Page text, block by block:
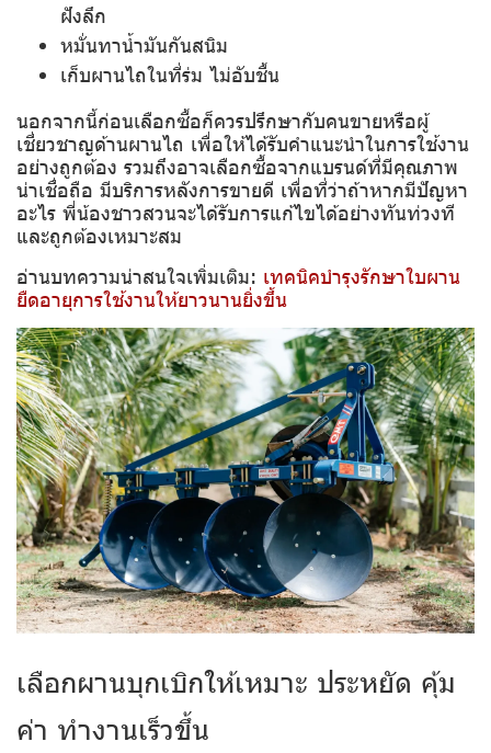
ฝังลึก
หมั่นทาน้ำมันกันสนิม
เก็บผานไถในที่ร่ม ไม่อับชื้น
นอกจากนี้ก่อนเลือกซื้อก็ควรปรึกษากับคนขายหรือผู้
เชี่ยวชาญด้านผานไถ เพื่อให้ได้รับคำแนะนำในการใช้งาน
อย่างถูกต้อง รวมถึงอาจเลือกซื้อจากแบรนด์ที่มีคุณภาพ
น่าเชื่อถือ มีบริการหลังการขายดี เพื่อที่ว่าถ้าหากมีปัญหา
อะไร พี่น้องชาวสวนจะได้รับการแก้ไขได้อย่างทันท่วงที
และถูกต้องเหมาะสม
อ่านบทความน่าสนใจเพิ่มเติม: เทคนิคบำรุงรักษาใบผาน
ยืดอายุการใช้งานให้ยาวนานยิ่งขึ้น
เลือกผานบุกเบิกให้เหมาะ ประหยัด คุ้ม
ค่า ทำงานเร็วขึ้น